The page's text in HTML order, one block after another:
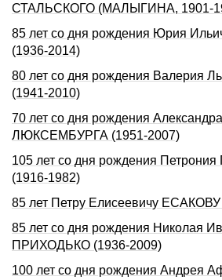
СТАЛЬСКОГО (МАЛЫГИНА, 1901-
85 лет со дня рождения Юрия
(1936-2014)
80 лет со дня рождения Валерия
(1941-2010)
70 лет со дня рождения
ЛЮКСЕМБУРГА (1951-2007)
105 лет со дня рождения
(1916-1982)
85 лет Петру Елисеевичу ЕСАКОВУ
85 лет со дня рождения Николая
ПРИХОДЬКО (1936-2009)
100 лет со дня рождения Андрея